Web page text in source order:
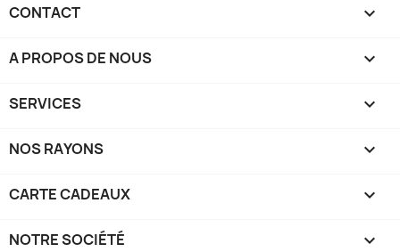
CONTACT 
A PROPOS DE NOUS 
SERVICES 
NOS RAYONS 
CARTE CADEAUX 
NOTRE SOCIÉTÉ 